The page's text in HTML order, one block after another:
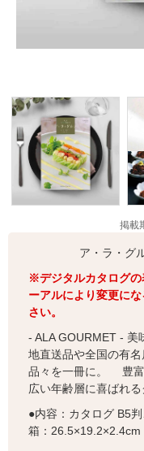
掲載
ア・ラ・グ
※デジタルカタログの
ーアルにより変更に
さい。
- ALA GOURMET -
地直送品や全国の有
品々を一冊に。 豊富
広い年齢層に喜ばれる
●内容：カタログ B5
箱：26.5×19.2×2.4cm